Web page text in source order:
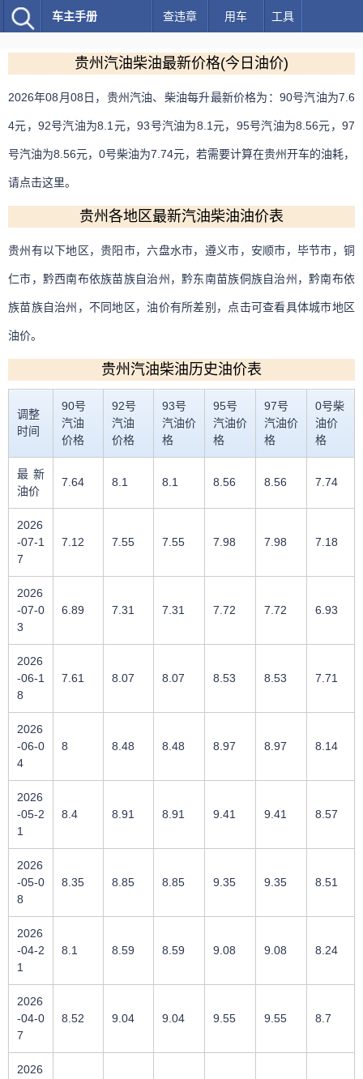
车主手册 查违章 用车 工具
贵州汽油柴油最新价格(今日油价)
2026年08月08日，贵州汽油、柴油每升最新价格为： 90号汽油为7.6
4元， 92号汽油为8.1元，93号汽油为8.1元， 95号汽油为8.56元，97
号汽油为8.56元， 0号柴油为7.74元，若需要计算在贵州开车的油耗，
请点击这里。
贵州各地区最新汽油柴油油价表
贵州有以下地区，贵阳市，六盘水市， 遵义市， 安顺市， 毕节市，铜
仁市， 黔西南布依族苗族自治州 ，黔东南苗族侗族自治州 ，黔南布依
族苗族自治州 ，不同地区，油价有所差别，点击可查看具体城市地区
油价。
贵州汽油柴油历史油价表
调整
时间
90号
汽油
价格
92号
汽油
价格
93号
汽油价
格
95号
汽油价
格
97号
汽油价
格
0号柴
油价
格
最新
油价
7.64 8.1 8.1 8.56 8.56 7.74
2026
-07-1
7
7.12 7.55 7.55 7.98 7.98 7.18
2026
-07-0
3
6.89 7.31 7.31 7.72 7.72 6.93
2026
-06-1
8
7.61 8.07 8.07 8.53 8.53 7.71
2026
-06-0
4
8 8.48 8.48 8.97 8.97 8.14
2026
-05-2
1
8.4 8.91 8.91 9.41 9.41 8.57
2026
-05-0
8
8.35 8.85 8.85 9.35 9.35 8.51
2026
-04-2
1
8.1 8.59 8.59 9.08 9.08 8.24
2026
-04-0
7
8.52 9.04 9.04 9.55 9.55 8.7
2026